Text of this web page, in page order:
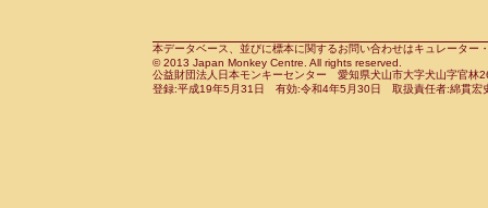
CercopithecidaePapio anubis(0)
CercopithecidaePapio cynocephalus
CercopithecidaePapio hamadryas(0)
CebidaeSaguinus leucopus(0)
CebidaeSaguinus midas(0)
Cebidae Saguinus mystax(0)
本データベース、並びに標本に関するお問い合わせはキュレータ
© 2013 Japan Monkey Centre. All rights reserved.
公益財団法人日本モンキーセンター 愛知県犬山市大字犬山字官
登録:平成19年5月31日 有効:令和4年5月30日 取扱責任者:綿貫宏